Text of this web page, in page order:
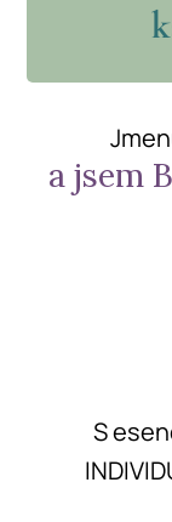
a jsem
S